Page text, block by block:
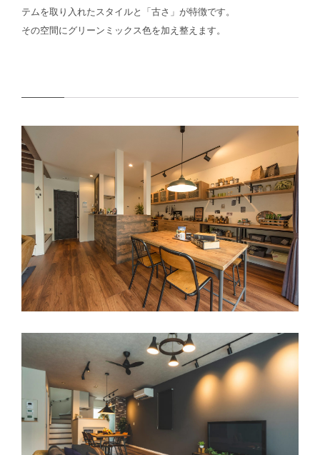
テムを取り入れたスタイルと「古さ」が特徴です。
その空間にグリーンミックス色を加え整えます。